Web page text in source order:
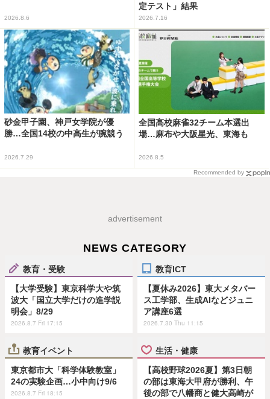
2026.8.6
定テスト」結果
2026.7.16
砂金甲子園、神戸女学院が優
勝…全国14校の中高生が腕競う
2026.7.29
全国高校麻雀32チーム本選出
場…麻布や大阪星光、東海も
2026.8.5
Recommended by
advertisement
NEWS CATEGORY
教育・受験
【大学受験】東京科学大や筑
波大「国立大学だけの進学説
明会」8/29
2026.8.7 Fri 17:15
教育ICT
【夏休み2026】東大メタバー
ス工学部、生成AIなどジュニ
ア講座6選
2026.7.30 Thu 11:15
教育イベント
東京都市大「科学体験教室」
24の実験企画…小中向け9/6
2026.8.7 Fri 18:15
生活・健康
【高校野球2026夏】第3日朝
の部は東海大甲府が勝利、午
後の部で八幡商と健大高崎が